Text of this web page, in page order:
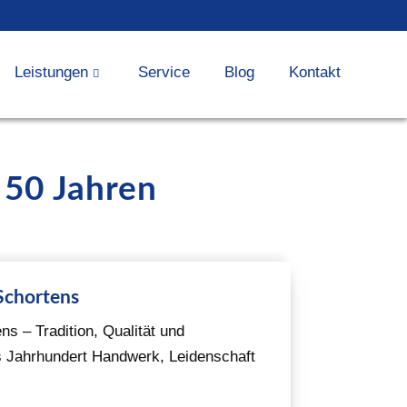
Leistungen Service Blog Kontakt
Jahren
– Tradition, Qualität und
Handwerk, Leidenschaft